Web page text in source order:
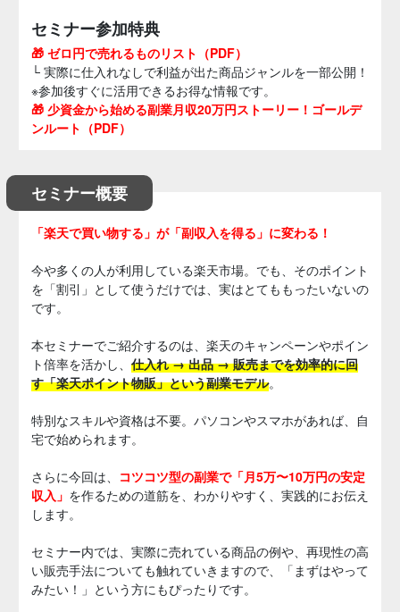
セミナー参加特典
🎁 ゼロ円で売れるものリスト（PDF）
└ 実際に仕入れなしで利益が出た商品ジャンルを一部公開！
※参加後すぐに活用できるお得な情報です。
🎁 少資金から始める副業月収20万円ストーリー！ゴールデ
ンルート（PDF）
セミナー概要
「楽天で買い物する」が「副収入を得る」に変わる！
今や多くの人が利用している楽天市場。でも、そのポイント
を「割引」として使うだけでは、実はとてももったいないの
です。
本セミナーでご紹介するのは、楽天のキャンペーンやポイン
ト倍率を活かし、 仕入れ → 出品 → 販売までを効率的に回
す「楽天ポイント物販」という副業モデル。
特別なスキルや資格は不要。パソコンやスマホがあれば、自
宅で始められます。
さらに今回は、 コツコツ型の副業で「月5万〜10万円の安定
収入」 を作るための道筋を、わかりやすく、実践的にお伝え
します。
セミナー内では、実際に売れている商品の例や、再現性の高
い販売手法についても触れていきますので、「まずはやって
みたい！」という方にもぴったりです。